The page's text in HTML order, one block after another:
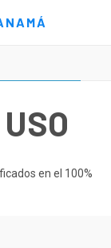
en el 100%